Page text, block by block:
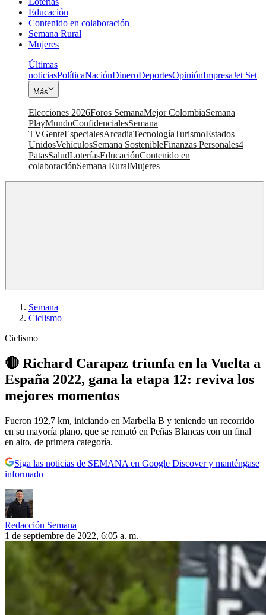
Educación
Contenido en colaboración
Semana Rural
Mujeres
Últimas
noticiasPolíticaNaciónDineroDeportesOpiniónImpresaJet Set
Más
Elecciones 2026Foros SemanaMejor ColombiaSemana
PlayMundoConfidencialesSemana
TVGenteEspecialesArcadiaTecnologíaTurismoEstados
UnidosVehículosSemana SostenibleFinanzas Personales4
PatasSaludLoteríasEducaciónContenido en
colaboraciónSemana RuralMujeres
Semana|
Ciclismo
Ciclismo
🔴 Richard Carapaz triunfa en la Vuelta a
España 2022, gana la etapa 12: reviva los
mejores momentos
Fueron 192,7 km, iniciando en Marbella B y teniendo un recorrido
en su mayoría plano, que se remató en Peñas Blancas con un final
en alto, de primera categoría.
Siga las noticias de SEMANA en Google Discover y manténgase
informado
Redacción Semana
1 de septiembre de 2022, 6:05 a. m.